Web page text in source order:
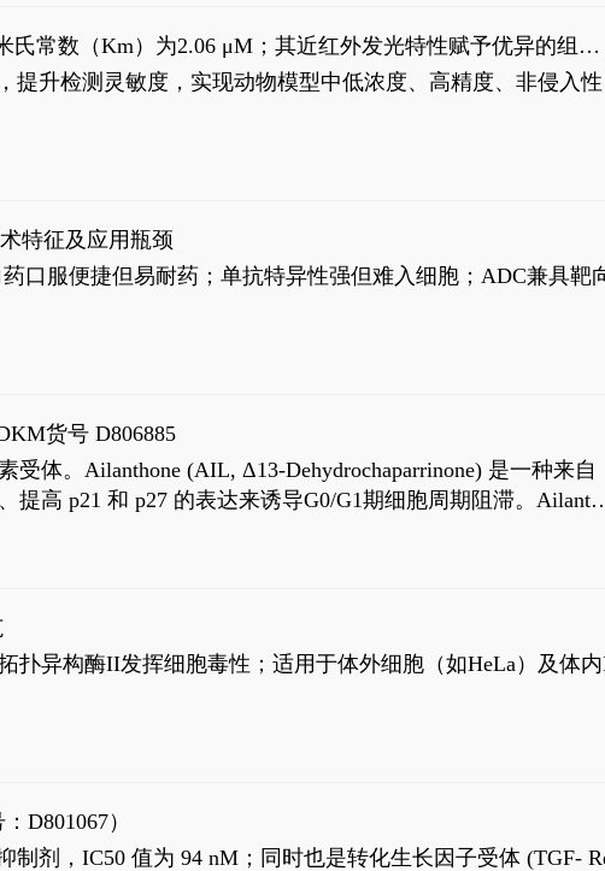
氏常数（Km）为2.06 μM；其近红外发光特性赋予优异的组织
侵入式生物发光动态追踪。
提升检测灵敏度，实现动物模型中低浓度、高精度、非侵入性
特征及应用瓶颈
口服便捷但易耐药；单抗特异性强但难入细胞；ADC兼具靶
货号 D806885
体。Ailanthone (AIL, Δ13-Dehydrochaparrinone) 是一种来自
提高 p21 和 p27 的表达来诱导G0/G1期细胞周期阻滞。
，对应的IC50值分别为69 nM和309 nM。
扑异构酶II发挥细胞毒性；适用于体外细胞（如HeLa）及体内
D801067）
制剂，IC50 值为 94 nM；同时也是转化生长因子受体 (TGF-